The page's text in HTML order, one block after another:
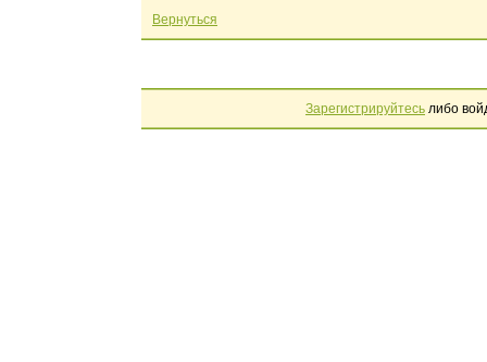
Вернуться
Зарегистрируйтесь либо